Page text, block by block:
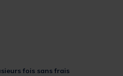
fois sans frais